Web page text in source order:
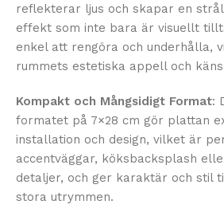
reflekterar ljus och skapar en
effekt som inte bara är visuellt
enkel att rengöra och underhålla,
rummets estetiska appell och
Kompakt och Mångsidigt Format:
formatet på 7×28 cm gör plattan
installation och design, vilket är
accentväggar, köksbacksplash
detaljer, och ger karaktär och stil
stora utrymmen.